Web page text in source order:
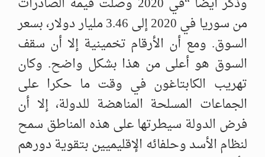
من سوريا في 2020 إلى 3.46 مليار دولار، بسعر
السوق. ومع أن الأرقام تخمينية إلا أن سقف
السوق هو أعلى من هذا بشكل واضح. وكان
تهريب الكابتاغون في وقت ما حكرا على
الجماعات المسلحة المناهضة للدولة، إلا أن
فرض الدولة سيطرتها على هذه المناطق سمح
لنظام الأسد وحلفائه الإقليميين بتقوية دورهم